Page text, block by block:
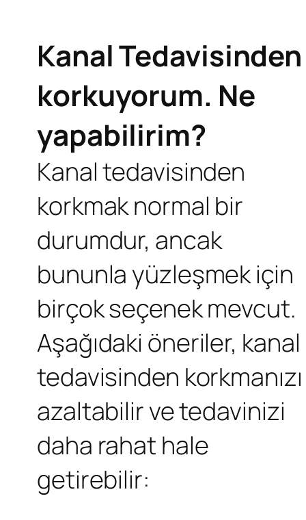
Kanal Tedavisinden
korkuyorum. Ne
yapabilirim?
Kanal tedavisinden
korkmak normal bir
durumdur, ancak
bununla yüzleşmek için
birçok seçenek mevcut.
Aşağıdaki öneriler, kanal
tedavisinden korkmanızı
azaltabilir ve tedavinizi
daha rahat hale
getirebilir: